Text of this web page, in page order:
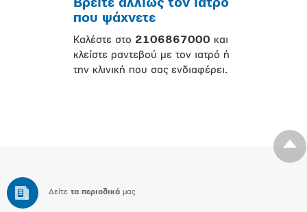
Βρείτε αλλιώς τον ιατρό
που ψάχνετε
Καλέστε στο 2106867000 και
κλείστε ραντεβού με τον ιατρό ή
την κλινική που σας ενδιαφέρει.
Δείτε τα περιοδικά μας